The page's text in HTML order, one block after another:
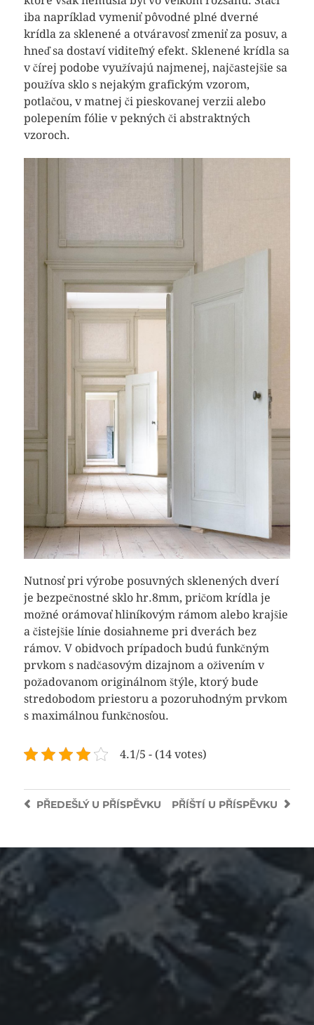
iba napríklad vymeniť pôvodné plné dverné
krídla za sklenené a otváravosť zmeniť za posuv, a
hneď sa dostaví viditeľný efekt. Sklenené krídla sa
v čírej podobe využívajú najmenej, najčastejšie sa
používa sklo s nejakým grafickým vzorom,
potlačou, v matnej či pieskovanej verzii alebo
polepením fólie v pekných či abstraktných
vzoroch.
Nutnosť pri výrobe posuvných sklenených dverí
je bezpečnostné sklo hr.8mm, pričom krídla je
možné orámovať hliníkovým rámom alebo krajšie
a čistejšie línie dosiahneme pri dverách bez
rámov. V obidvoch prípadoch budú funkčným
prvkom s nadčasovým dizajnom a oživením v
požadovanom originálnom štýle, ktorý bude
stredobodom priestoru a pozoruhodným prvkom
s maximálnou funkčnosťou.
4.1/5 - (14 votes)
PŘÍŠTÍ U PŘÍSPĚVKU
PŘEDEŠLÝU PŘÍSPĚVKU